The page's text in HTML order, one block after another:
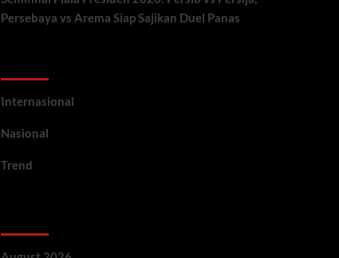
Persebaya vs Arema Siap Sajikan Duel Panas
Internasional
Nasional
Trend